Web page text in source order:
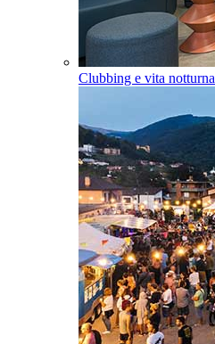
Clubbing e vita notturna